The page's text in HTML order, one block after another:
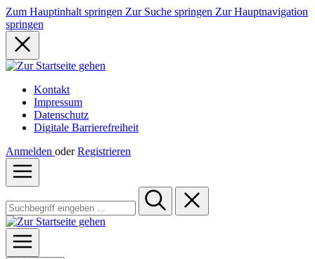
Zum Hauptinhalt springen Zur Suche springen Zur Hauptnavigation
springen
Kontakt
Impressum
Datenschutz
Digitale Barrierefreiheit
Anmelden oder Registrieren